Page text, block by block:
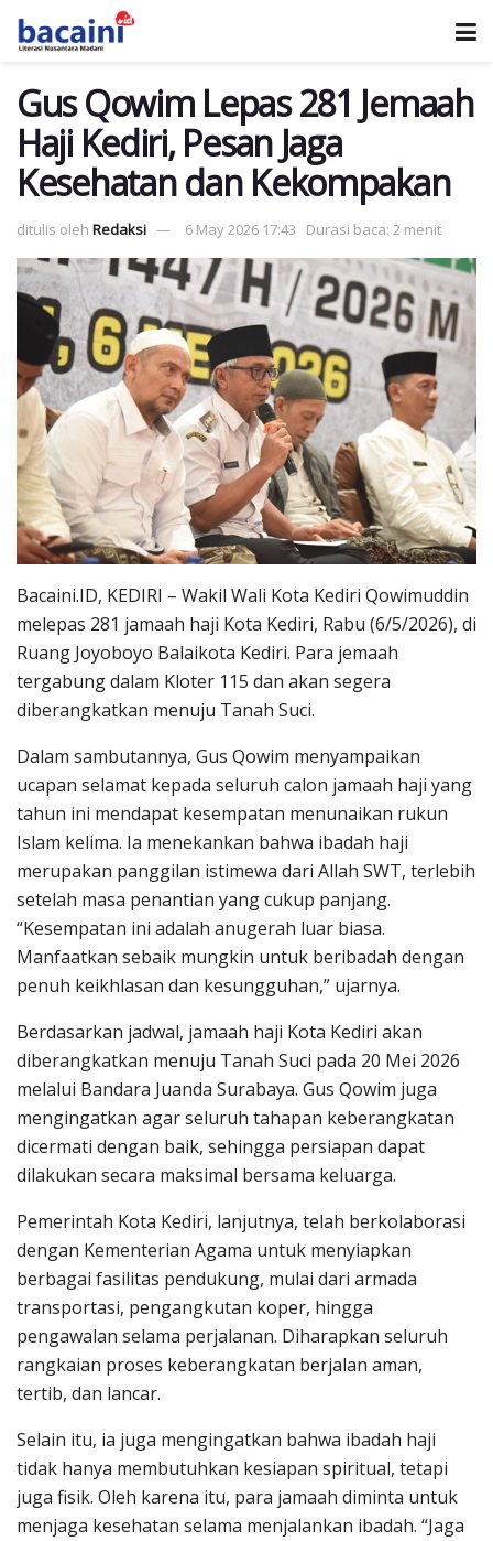
Gus Qowim Lepas 281 Jemaah
Haji Kediri, Pesan Jaga
Kesehatan dan Kekompakan
ditulis oleh Redaksi 6 May 2026 17:43 Durasi baca: 2 menit
Bacaini.ID, KEDIRI – Wakil Wali Kota Kediri Qowimuddin
melepas 281 jamaah haji Kota Kediri, Rabu (6/5/2026), di
Ruang Joyoboyo Balaikota Kediri. Para jemaah
tergabung dalam Kloter 115 dan akan segera
diberangkatkan menuju Tanah Suci.
Dalam sambutannya, Gus Qowim menyampaikan
ucapan selamat kepada seluruh calon jamaah haji yang
tahun ini mendapat kesempatan menunaikan rukun
Islam kelima. Ia menekankan bahwa ibadah haji
merupakan panggilan istimewa dari Allah SWT, terlebih
setelah masa penantian yang cukup panjang.
“Kesempatan ini adalah anugerah luar biasa.
Manfaatkan sebaik mungkin untuk beribadah dengan
penuh keikhlasan dan kesungguhan,” ujarnya.
Berdasarkan jadwal, jamaah haji Kota Kediri akan
diberangkatkan menuju Tanah Suci pada 20 Mei 2026
melalui Bandara Juanda Surabaya. Gus Qowim juga
mengingatkan agar seluruh tahapan keberangkatan
dicermati dengan baik, sehingga persiapan dapat
dilakukan secara maksimal bersama keluarga.
Pemerintah Kota Kediri, lanjutnya, telah berkolaborasi
dengan Kementerian Agama untuk menyiapkan
berbagai fasilitas pendukung, mulai dari armada
transportasi, pengangkutan koper, hingga
pengawalan selama perjalanan. Diharapkan seluruh
rangkaian proses keberangkatan berjalan aman,
tertib, dan lancar.
Selain itu, ia juga mengingatkan bahwa ibadah haji
tidak hanya membutuhkan kesiapan spiritual, tetapi
juga fisik. Oleh karena itu, para jamaah diminta untuk
menjaga kesehatan selama menjalankan ibadah. “Jaga